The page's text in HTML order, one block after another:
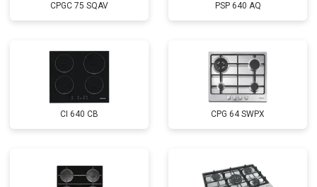
CPGC 75 SQAV PSP 640 AQ
CI 640 CB CPG 64 SWPX